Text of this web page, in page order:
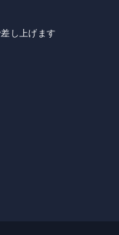
し上げます